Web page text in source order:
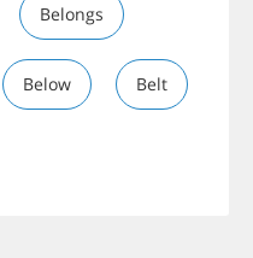
Belongs
Below Belt